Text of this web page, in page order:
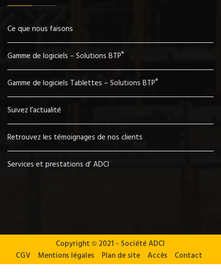
Ce que nous faisons
Gamme de logiciels – Solutions BTP®
Gamme de logiciels Tablettes – Solutions BTP®
Suivez l’actualité
Retrouvez les témoignages de nos clients
Services et prestations d’ ADCI
Copyright© 2021 - Société ADCI
CGV
Mentions légales Plan de site Accès Contact